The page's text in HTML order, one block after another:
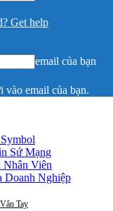
Get help
email của bạn
vào email của bạn.
Sứ Mạng
Viên
Doanh Nghiệp
Tay